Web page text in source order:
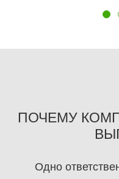
ПОЧЕМУ
Одно